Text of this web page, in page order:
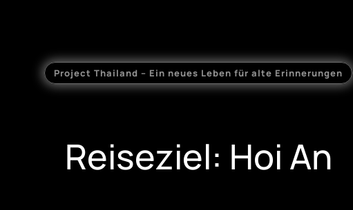
Project Thailand – Ein neues Leben für alte Erinnerungen
Reiseziel: Hoi An